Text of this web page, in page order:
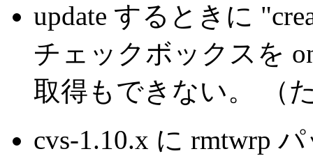
update するときに
チェックボックスを
取得もできない。 （
cvs-1.10.x に rmtwrp